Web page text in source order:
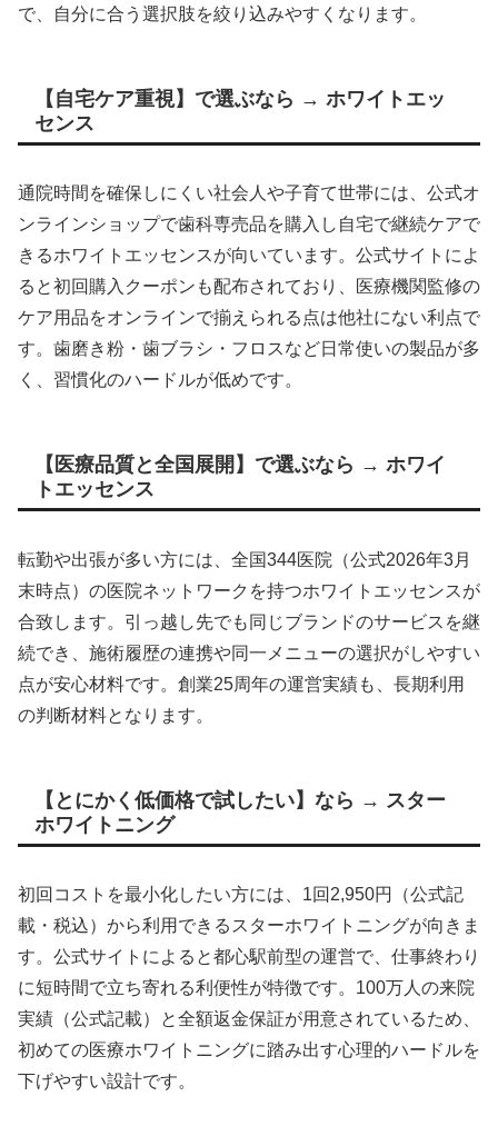
で、自分に合う選択肢を絞り込みやすくなります。
【自宅ケア重視】で選ぶなら → ホワイトエッ
センス
通院時間を確保しにくい社会人や子育て世帯には、公式オ
ンラインショップで歯科専売品を購入し自宅で継続ケアで
きるホワイトエッセンスが向いています。公式サイトによ
ると初回購入クーポンも配布されており、医療機関監修の
ケア用品をオンラインで揃えられる点は他社にない利点で
す。歯磨き粉・歯ブラシ・フロスなど日常使いの製品が多
く、習慣化のハードルが低めです。
【医療品質と全国展開】で選ぶなら → ホワイ
トエッセンス
転勤や出張が多い方には、全国344医院（公式2026年3月
末時点）の医院ネットワークを持つホワイトエッセンスが
合致します。引っ越し先でも同じブランドのサービスを継
続でき、施術履歴の連携や同一メニューの選択がしやすい
点が安心材料です。創業25周年の運営実績も、長期利用
の判断材料となります。
【とにかく低価格で試したい】なら → スター
ホワイトニング
初回コストを最小化したい方には、1回2,950円（公式記
載・税込）から利用できるスターホワイトニングが向きま
す。公式サイトによると都心駅前型の運営で、仕事終わり
に短時間で立ち寄れる利便性が特徴です。100万人の来院
実績（公式記載）と全額返金保証が用意されているため、
初めての医療ホワイトニングに踏み出す心理的ハードルを
下げやすい設計です。